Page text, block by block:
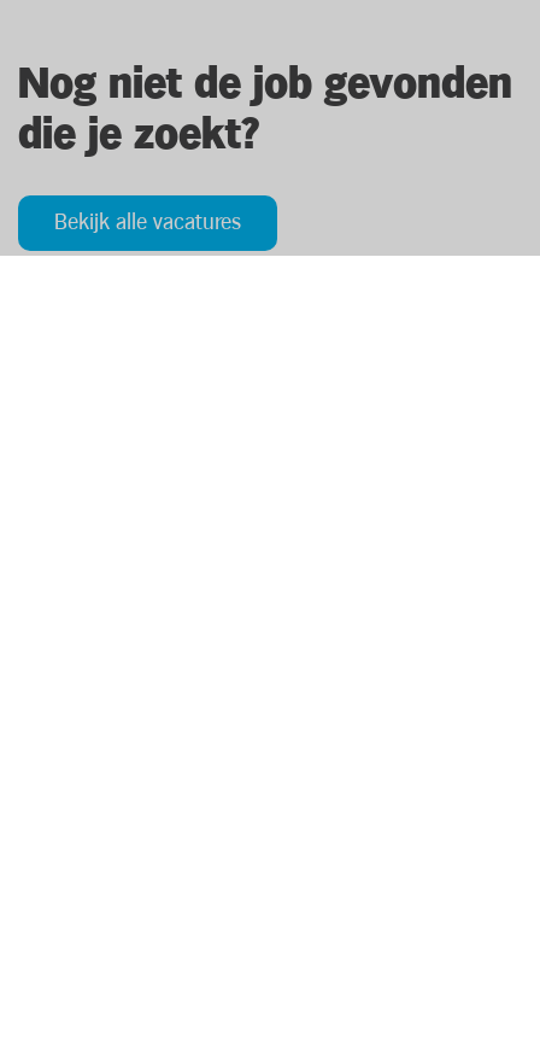
Nog niet de job gevonden
die je zoekt?
Bekijk alle vacatures